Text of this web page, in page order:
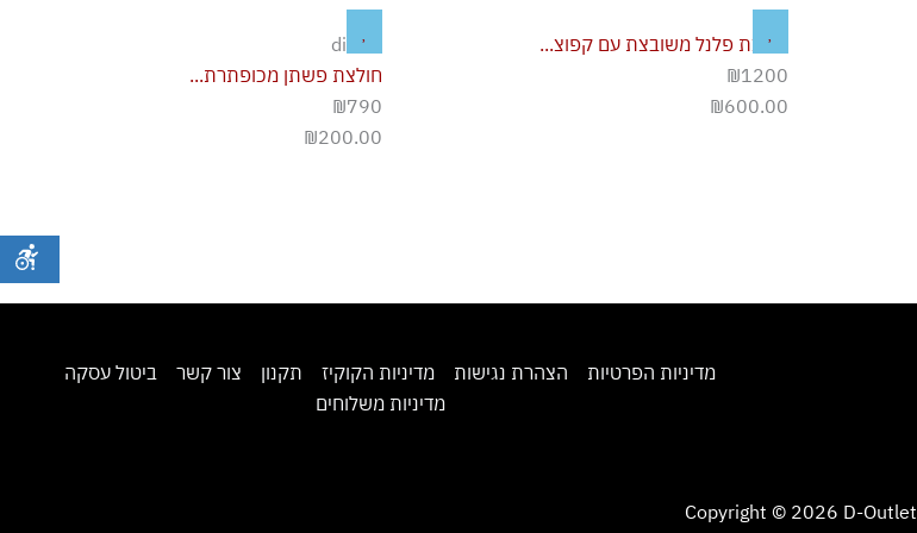
חולצת פלנל משובצת עם קפוצ...
₪1200
₪600.00
diesel
חולצת פשתן מכופתרת...
₪790
₪200.00
מדיניות הפרטיות הצהרת נגישות מדיניות הקוקיז תקנון צור קשר
ביטול עסקה
מדיניות משלוחים
Copyright © 2026 D-Outlet